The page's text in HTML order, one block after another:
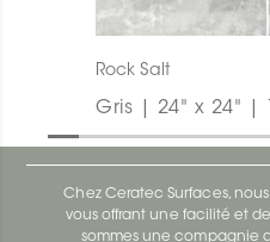
Rock Salt
Gris | 24" x 24" |
Chez Ceratec Surfaces,
vous offrant une facilité et
sommes une compagnie